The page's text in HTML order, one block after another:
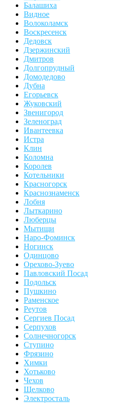
Балашиха
Видное
Волоколамск
Воскресенск
Дедовск
Дзержинский
Дмитров
Долгопрудный
Домодедово
Дубна
Егорьевск
Жуковский
Звенигород
Зеленоград
Ивантеевка
Истра
Клин
Коломна
Королев
Котельники
Красногорск
Краснознаменск
Лобня
Лыткарино
Люберцы
Мытищи
Наро-Фоминск
Ногинск
Одинцово
Орехово-Зуево
Павловский Посад
Подольск
Пушкино
Раменское
Реутов
Сергиев Посад
Серпухов
Солнечногорск
Ступино
Фрязино
Химки
Хотьково
Чехов
Щелково
Электросталь